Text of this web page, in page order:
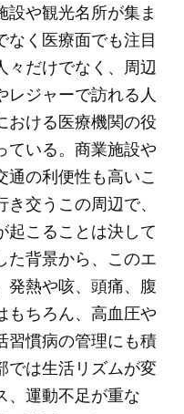
設や観光名所が集ま
なく医療面でも注目
々だけでなく、周辺
レジャーで訪れる人
おける医療機関の役
ている。商業施設や
通の利便性も高いこ
交うこの周辺で、
起こることは決して
た背景から、このエ
発熱や咳、頭痛、腹
もちろん、高血圧や
習慣病の管理にも積
では生活リズムが変
、運動不足が重な